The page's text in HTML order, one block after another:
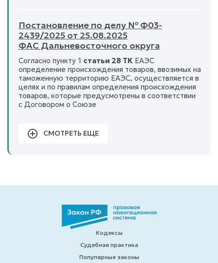
Постановление по делу № Ф03-
2439/2025 от 25.08.2025
ФАС Дальневосточного округа
Согласно пункту 1 статьи 28 ТК ЕАЭС
определение происхождения товаров, ввозимых на
таможенную территорию ЕАЭС, осуществляется в
целях и по правилам определения происхождения
товаров, которые предусмотрены в соответствии
с Договором о Союзе
СМОТРЕТЬ ЕЩЕ
Кодексы
Судебная практика
Популярные законы